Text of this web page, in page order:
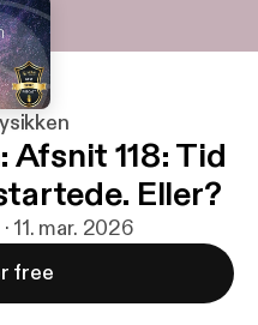
Afsnit 118: Tid
Eller?
11. mar. 2026
free